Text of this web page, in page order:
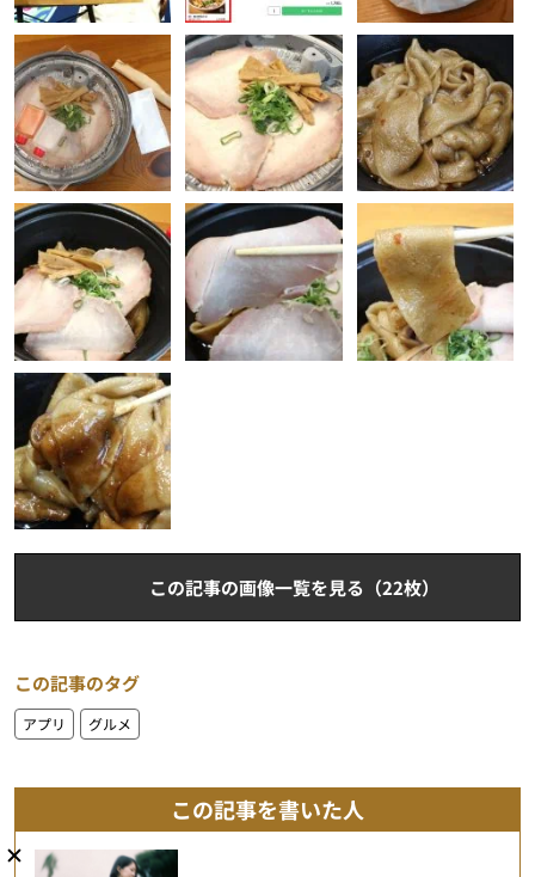
この記事の画像一覧を見る（22枚）
この記事のタグ
アプリ グルメ
この記事を書いた人